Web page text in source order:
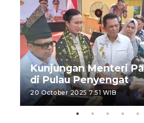
Kunjungan Menteri
di Pulau Penyengat
20 October 2025 7:51 WIB